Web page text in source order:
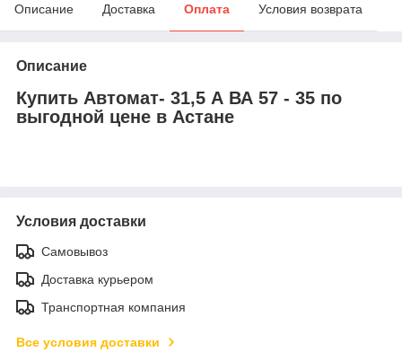
Описание Доставка Оплата Условия возврата
Описание
Купить Автомат- 31,5 А ВА 57 - 35 по
выгодной цене в Астане
Условия доставки
Самовывоз
Доставка курьером
Транспортная компания
Все условия доставки